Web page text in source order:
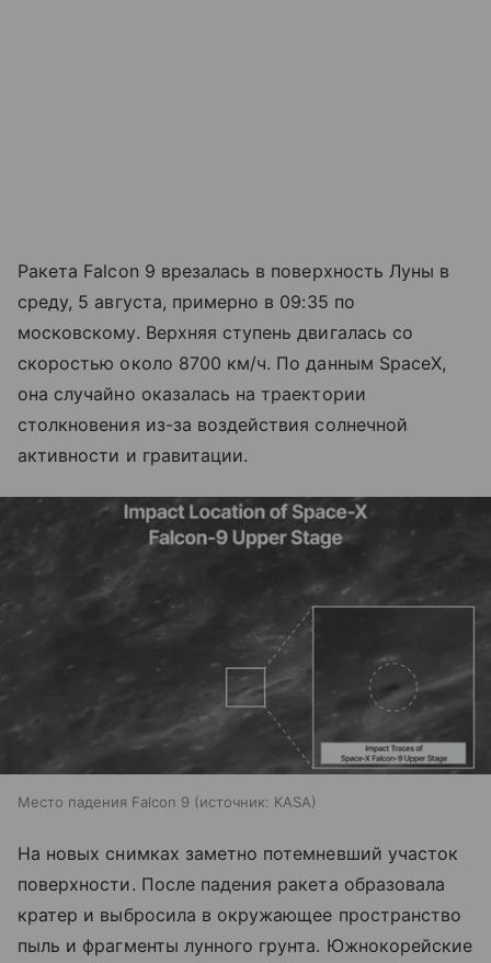
Ракета Falcon 9 врезалась в поверхность Луны в
среду, 5 августа, примерно в 09:35 по
московскому. Верхняя ступень двигалась со
скоростью около 8700 км/ч. По данным SpaceX,
она случайно оказалась на траектории
столкновения из-за воздействия солнечной
активности и гравитации.
Место падения Falcon 9 источник: KASA
На новых снимках заметно потемневший участок
поверхности. После падения ракета образовала
кратер и выбросила в окружающее пространство
пыль и фрагменты лунного грунта. Южнокорейские